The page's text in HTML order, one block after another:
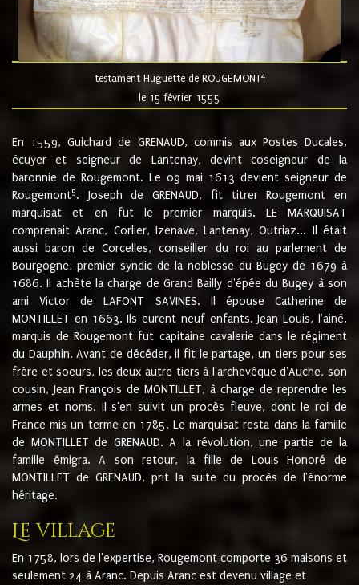
testament Huguette de ROUGEMONT4
le 15 février 1555
En 1559, Guichard de GRENAUD, commis aux Postes Ducales,
écuyer et seigneur de Lantenay, devint coseigneur de la
baronnie de Rougemont. Le 09 mai 1613 devient seigneur de
Rougemont5. Joseph de GRENAUD, fit titrer Rougemont en
marquisat et en fut le premier marquis. LE MARQUISAT
comprenait Aranc, Corlier, Izenave, Lantenay, Outriaz... Il était
aussi baron de Corcelles, conseiller du roi au parlement de
Bourgogne, premier syndic de la noblesse du Bugey de 1679 à
1686. Il achète la charge de Grand Bailly d'épée du Bugey à son
ami Victor de LAFONT SAVINES. Il épouse Catherine de
MONTILLET en 1663. Ils eurent neuf enfants. Jean Louis, l'ainé,
marquis de Rougemont fut capitaine cavalerie dans le régiment
du Dauphin. Avant de décéder, il fit le partage, un tiers pour ses
frère et soeurs, les deux autre tiers à l'archevêque d'Auche, son
cousin, Jean François de MONTILLET, à charge de reprendre les
armes et noms. Il s'en suivit un procès fleuve, dont le roi de
France mis un terme en 1785. Le marquisat resta dans la famille
de MONTILLET de GRENAUD. A la révolution, une partie de la
famille émigra. A son retour, la fille de Louis Honoré de
MONTILLET de GRENAUD, prit la suite du procès de l'énorme
héritage.
Le village
En 1758, lors de l'expertise, Rougemont comporte 36 maisons et
seulement 24 à Aranc. Depuis Aranc est devenu village et